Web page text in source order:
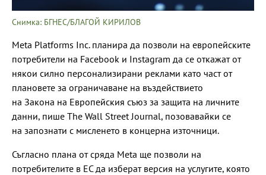
Снимка: БГНЕС/БЛАГОЙ КИРИЛОВ
Meta Platforms Inc. планира да позволи на европейските
потребители на Facebook и Instagram да се откажат от
някои силно персонализирани реклами като част от
плановете за ограничаване на въздействието
на Закона на Европейския съюз за защита на личните
данни, пише The Wall Street Journal, позовавайки се
на запознати с мисленето в концерна източници.
Съгласно плана от сряда Meta ще позволи на
потребителите в ЕС да изберат версия на услугите, която